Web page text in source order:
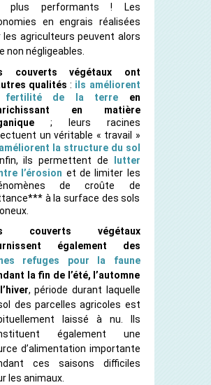
plus performants ! Les
en engrais réalisées
les agriculteurs peuvent alors
non négligeables.
couverts végétaux ont
qualités : ils améliorent
fertilité de la terre
en
en matière
; leurs racines
un véritable « travail »
améliorent la structure du sol
ils permettent de
lutter
l’érosion et de limiter les
de croûte de
à la surface des sols
couverts végétaux
également des
refuges pour la faune
la fin de l’été, l’automne
, période durant laquelle
des parcelles agricoles est
laissé à nu. Ils
également une
d’alimentation importante
ces saisons difficiles
les animaux.